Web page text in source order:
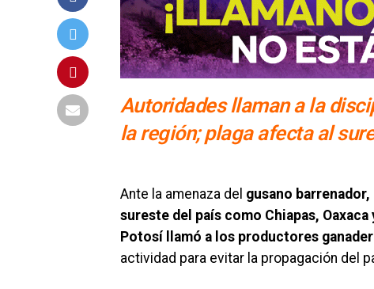
Autoridades llaman a la
la región; plaga afecta al
Ante la amenaza del gusano barrenador,
sureste del país como Chiapas, Oaxaca
Potosí llamó a los productores
actividad para evitar la propagación del